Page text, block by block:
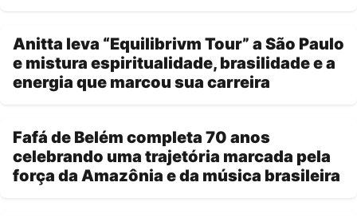
Anitta leva “Equilibrivm Tour” a São Paulo
e mistura espiritualidade, brasilidade e a
energia que marcou sua carreira
Fafá de Belém completa 70 anos
celebrando uma trajetória marcada pela
força da Amazônia e da música brasileira